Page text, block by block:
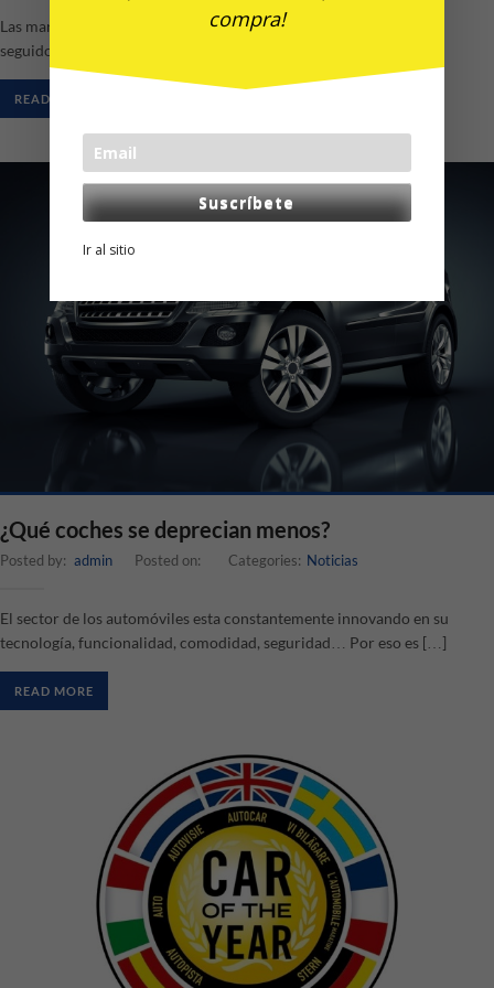
Las marcas de vehículos que lideran el mercado español son Seat,
seguido muy de cerca por Renault. […]
READ MORE
¿Qué coches se deprecian menos?
Posted by: admin Posted on: Categories: Noticias
El sector de los automóviles esta constantemente innovando en su
tecnología, funcionalidad, comodidad, seguridad… Por eso es […]
READ MORE
compra!
Suscríbete
Ir al sitio